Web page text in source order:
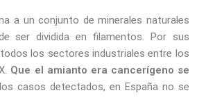
a un conjunto de minerales naturales
ser dividida en filamentos. Por sus
los sectores industriales entre los
Que el amianto era cancerígeno se
casos detectados, en España no se